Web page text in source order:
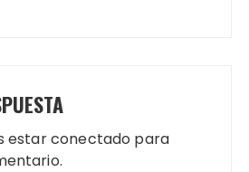
estarconectado para